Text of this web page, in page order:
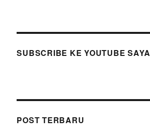
SUBSCRIBE KE YOUTUBE SAYA
POST TERBARU